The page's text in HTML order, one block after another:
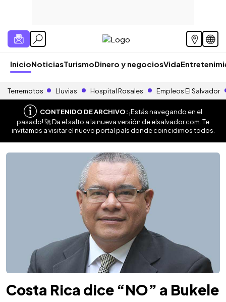
InicioNoticiasTurismoDinero y negociosVida
Terremotos Lluvias Hospital Rosales Empleos El Salvador
CONTENIDO DE ARCHIVO:¡Estás navegando en el
pasado! 🚀 Da el salto a la nueva versión deelsalvador.com . Te
invitamos a visitar el nuevo portal país donde coincidimos todos.
Costa Rica dice “NO” a Bukele